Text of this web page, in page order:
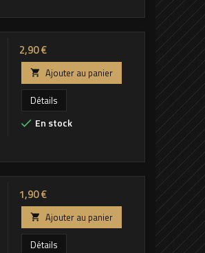
Prix
2,90 €

Ajouter au panier
Détails
 En stock
Prix
1,90 €

Ajouter au panier
Détails